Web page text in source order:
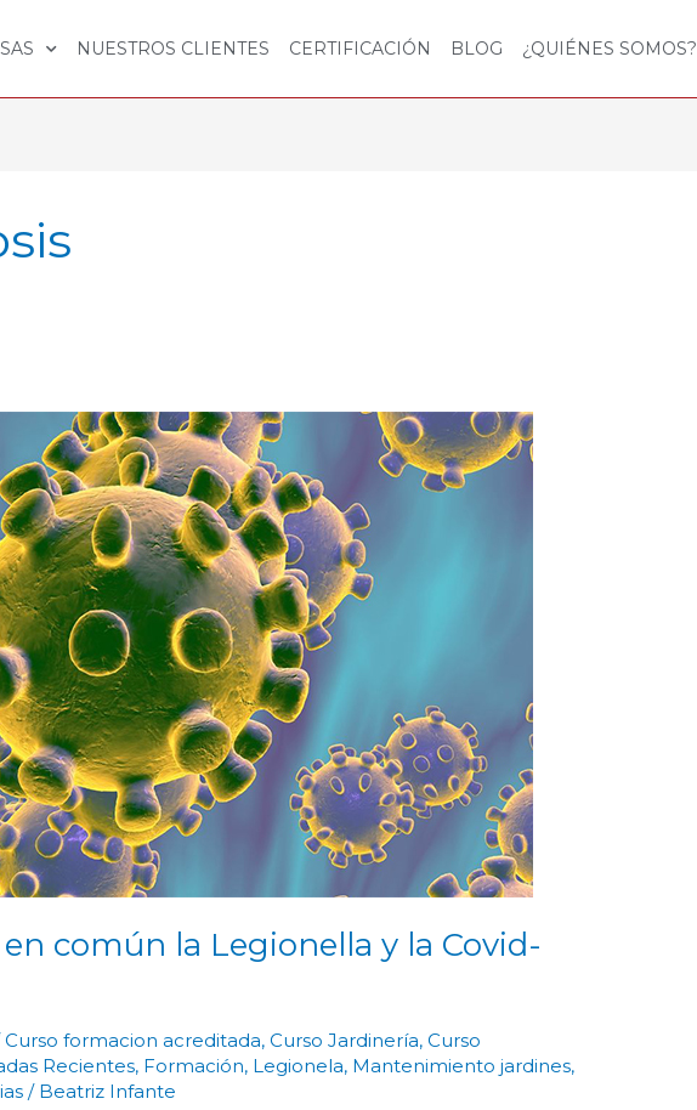
NUESTROS CLIENTES CERTIFICACIÓN BLOG ¿QUIÉNES SOMOS?
común la Legionella y la Covid-
Curso formacion acreditada,Curso Jardinería,Curso
Recientes, Formación, Legionela, Mantenimiento jardines,
/ Beatriz Infante
¿QUÉ
TIENEN
EN
COMÚN
LA
LEGIONELLA
COVID-
19?